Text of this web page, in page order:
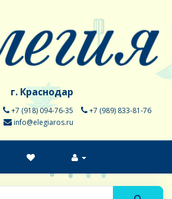
г. Краснодар
+7 (918) 094-76-35
+7 (989) 833-81-76
info@elegiaros.ru